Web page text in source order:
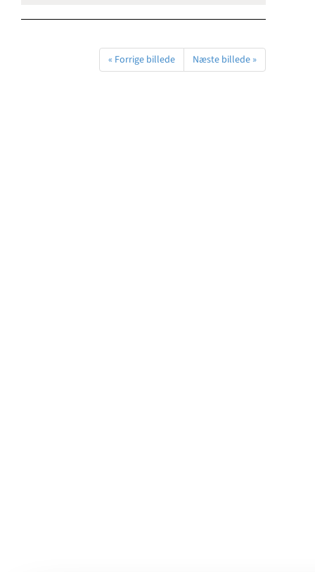
« Forrige billede Næste billede »